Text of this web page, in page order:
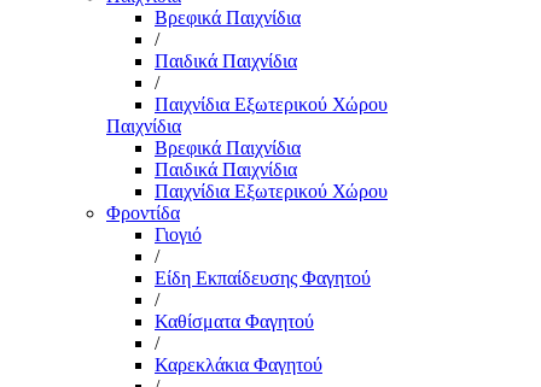
Βρεφικά Παιχνίδια
/
Παιδικά Παιχνίδια
/
Παιχνίδια Εξωτερικού Χώρου
Παιχνίδια
Βρεφικά Παιχνίδια
Παιδικά Παιχνίδια
Παιχνίδια Εξωτερικού Χώρου
Φροντίδα
Γιογιό
/
Είδη Εκπαίδευσης Φαγητού
/
Καθίσματα Φαγητού
/
Καρεκλάκια Φαγητού